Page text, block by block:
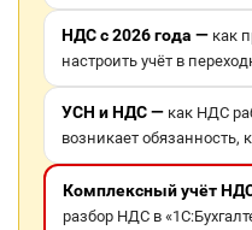
НДС с 2026 года — как
настроить учёт в
УСН и НДС — как НДС
возникает обязанность,
Комплексный учёт
разбор НДС в